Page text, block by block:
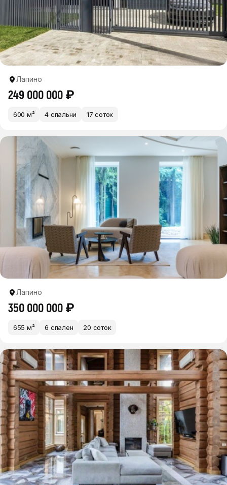
Лапино
249 000 000 ₽
600 м² 4 спальни 17 соток
Лапино
350 000 000 ₽
655 м² 6 спален 20 соток